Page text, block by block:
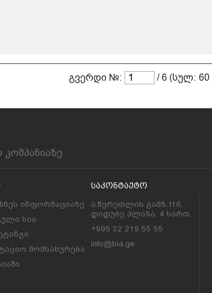
გვერდი №: / 6 (სულ: 60
კომპანიაზე
ინფორმაციაზე
სია
მომსახურება
Საკონტაქტო
ა.წერეთლის გამზ.116,
დიდუბე პლაზა, 4 სართ.
+995 32 219 55 55
info@bia.ge